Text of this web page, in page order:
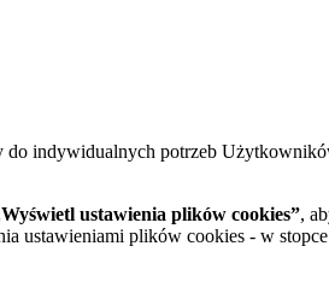
do indywidualnych potrzeb
ustawienia plików cookies”,
ustawieniami plików cookies - w